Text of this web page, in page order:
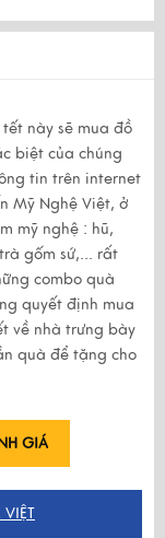
này sẽ mua đồ
biệt của chúng
tin trên internet
Mỹ Nghệ Việt, ở
mỹ nghệ : hũ,
gốm sứ,... rất
combo quà
quyết định mua
về nhà trưng bày
quà để tặng cho
GIÁ